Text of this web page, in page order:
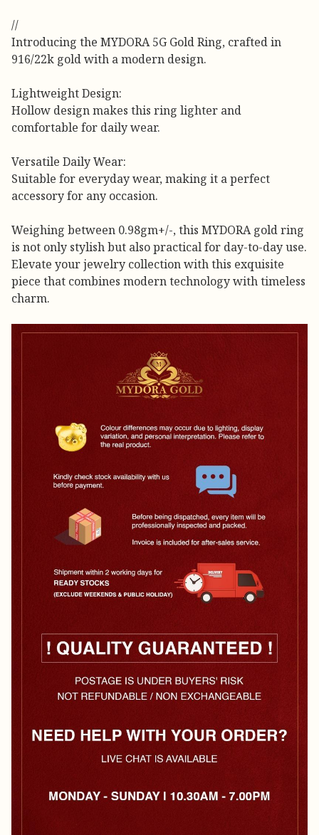
//
Introducing the MYDORA 5G Gold Ring, crafted in
916/22k gold with a modern design.
Lightweight Design:
Hollow design makes this ring lighter and
comfortable for daily wear.
Versatile Daily Wear:
Suitable for everyday wear, making it a perfect
accessory for any occasion.
Weighing between 0.98gm+/-, this MYDORA gold ring
is not only stylish but also practical for day-to-day use.
Elevate your jewelry collection with this exquisite
piece that combines modern technology with timeless
charm.